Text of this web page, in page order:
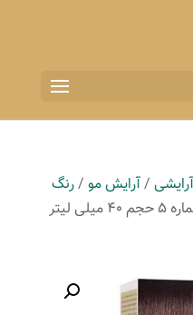
/آرایش مو/رنگ
/ کیت رنگ مو فیتو شماره 5 حجم 40 میلی لیتر